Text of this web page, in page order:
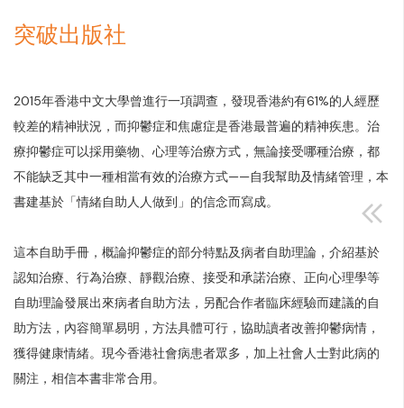
突破出版社
2015年香港中文大學曾進行一項調查，發現香港約有61%的人經歷
較差的精神狀況，而抑鬱症和焦慮症是香港最普遍的精神疾患。治
療抑鬱症可以採用藥物、心理等治療方式，無論接受哪種治療，都
不能缺乏其中一種相當有效的治療方式——自我幫助及情緒管理，本
書建基於「情緒自助人人做到」的信念而寫成。
這本自助手冊，概論抑鬱症的部分特點及病者自助理論，介紹基於
認知治療、行為治療、靜觀治療、接受和承諾治療、正向心理學等
自助理論發展出來病者自助方法，另配合作者臨床經驗而建議的自
助方法，內容簡單易明，方法具體可行，協助讀者改善抑鬱病情，
獲得健康情緒。現今香港社會病患者眾多，加上社會人士對此病的
關注，相信本書非常合用。